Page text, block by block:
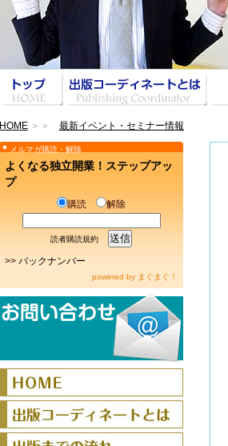
HOME ＞＞ 最新イベント・セミナー情報
メルマガ購読・解除
よくなる独立開業！ステップアッ
プ
購読 解除
読者購読規約
>> バックナンバー
powered by まぐまぐ！